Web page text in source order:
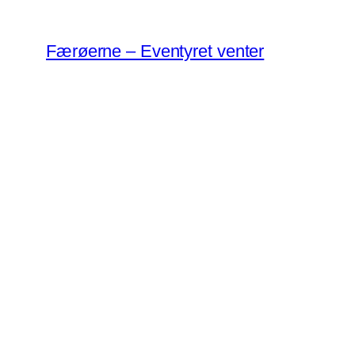
indhold
Færøerne – Eventyret venter